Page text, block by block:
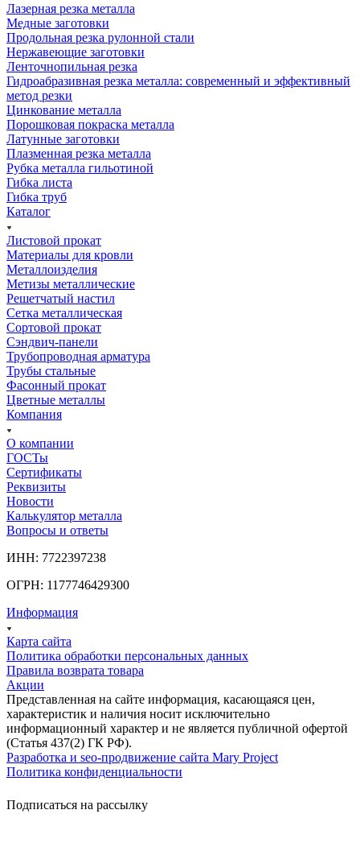
Лазерная резка металла
Медные заготовки
Продольная резка рулонной стали
Нержавеющие заготовки
Ленточнопильная резка
Гидроабразивная резка металла: современный и эффективный
метод резки
Цинкование металла
Порошковая покраска металла
Латунные заготовки
Плазменная резка металла
Рубка металла гильотиной
Гибка листа
Гибка труб
Каталог
Листовой прокат
Материалы для кровли
Металлоизделия
Метизы металлические
Решетчатый настил
Сетка металлическая
Сортовой прокат
Сэндвич-панели
Трубопроводная арматура
Трубы стальные
Фасонный прокат
Цветные металлы
Компания
О компании
ГОСТы
Сертификаты
Реквизиты
Новости
Калькулятор металла
Вопросы и ответы
ИНН: 7722397238
ОГРН: 1177746429300
Информация
Карта сайта
Политика обработки персональных данных
Правила возврата товара
Акции
Представленная на сайте информация, касающаяся цен,
характеристик и наличия носит исключительно
информационный характер и не является публичной офертой
(Статья 437(2) ГК РФ).
Разработка и seo-продвижение сайта Mary Project
Политика конфиденциальности
Подписаться на рассылку